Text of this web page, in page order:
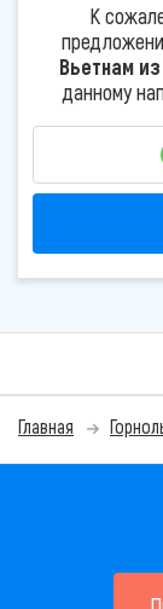
К
Вьетнам
данному
Главная